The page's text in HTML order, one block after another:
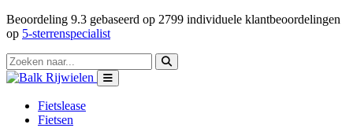
Beoordeling 9.3 gebaseerd op 2799 individuele klantbeoordelingen
op 5-sterrenspecialist
Fietslease
Fietsen